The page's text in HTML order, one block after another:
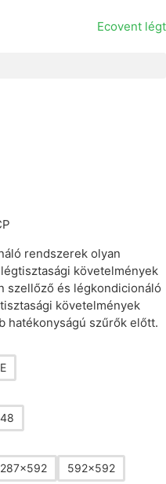
rendszerek olyan
követelmények
szellőző és légkondicionáló
követelmények
hatékonyságú szűrők előtt.
E
48
287x592 592x592